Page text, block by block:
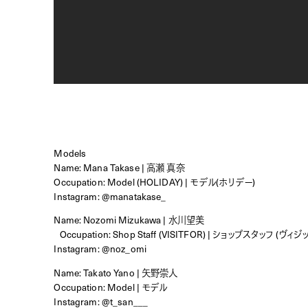
Models
Name: Mana Takase | 高瀬 真奈
Occupation: Model (HOLIDAY) | モデル(ホリデー)
Instagram:@manatakase_
Name: Nozomi Mizukawa | 水川望美
Occupation: Shop Staff (VISITFOR) | ショップスタッフ (ヴィジ
Instagram:@noz_omi
Name: Takato Yano | 矢野崇人
Occupation: Model | モデル
Instagram:@t_san___